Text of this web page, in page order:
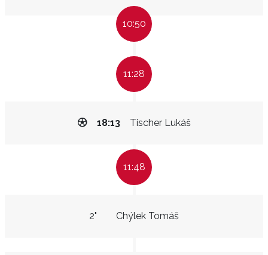
10:50
11:28
Tischer Lukáš
18:13
11:48
Chýlek Tomáš
2"